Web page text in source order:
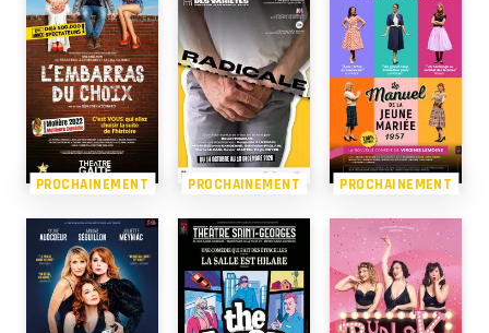
PROCHAINEMENT PROCHAINEMENT PROCHAINEMENT